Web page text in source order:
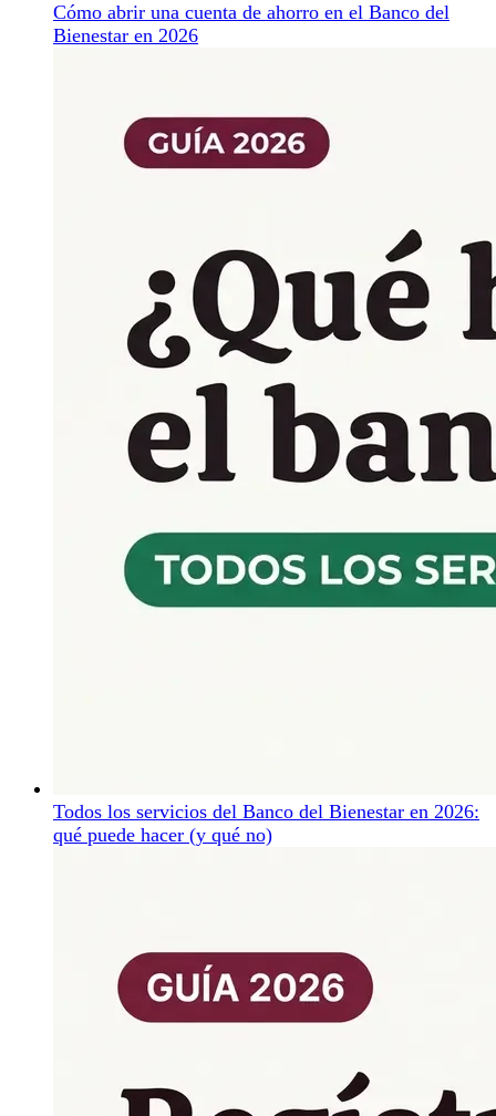
Cómo abrir una cuenta de ahorro en el Banco del
Bienestar en 2026
Todos los servicios del Banco del Bienestar en 2026:
qué puede hacer (y qué no)